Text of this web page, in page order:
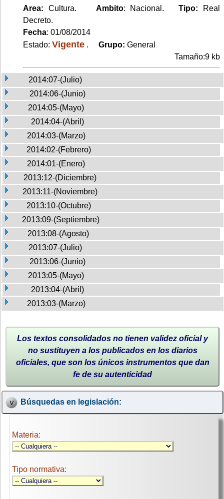
Area: Cultura. Ambito: Nacional.Tipo:
Real
Decreto.
Fecha: 01/08/2014
Estado: Vigente . Grupo: General
Tamaño:9 kb
2014:07-(Julio)
2014:06-(Junio)
2014:05-(Mayo)
2014:04-(Abril)
2014:03-(Marzo)
2014:02-(Febrero)
2014:01-(Enero)
2013:12-(Diciembre)
2013:11-(Noviembre)
2013:10-(Octubre)
2013:09-(Septiembre)
2013:08-(Agosto)
2013:07-(Julio)
2013:06-(Junio)
2013:05-(Mayo)
2013:04-(Abril)
2013:03-(Marzo)
Los textos consolidados no tienen validez oficial y
no sustituyen a los publicados en los diarios
oficiales, que son los únicos instrumentos que dan
fe de su autenticidad
Búsquedas en legislación:
Materia:
Tipo normativa: